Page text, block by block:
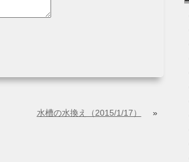
水槽の水換え（2015/1/17） »